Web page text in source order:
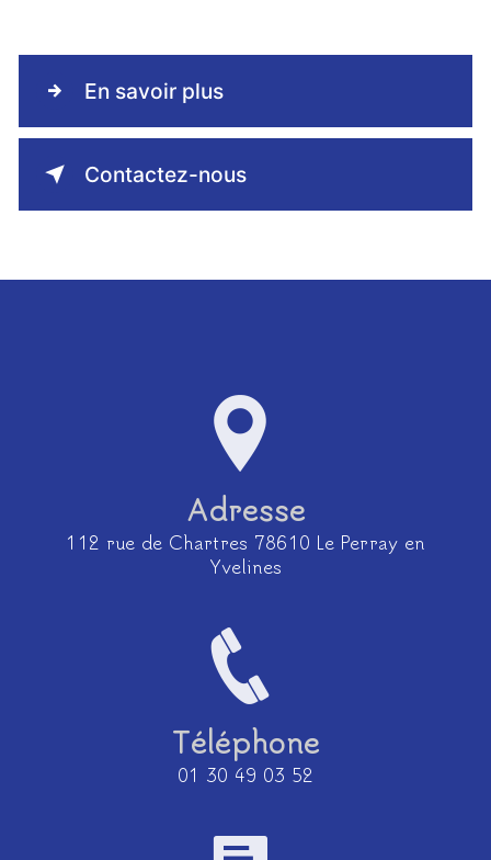
En savoir plus
Contactez-nous
Adresse
112 rue de Chartres 78610 Le Perray en
Yvelines
Téléphone
01 30 49 03 52